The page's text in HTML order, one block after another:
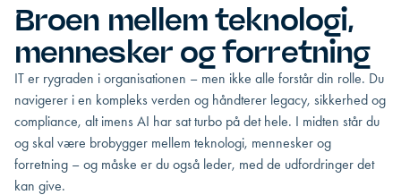
Broen mellem teknologi,
mennesker og forretning
IT er rygraden i organisationen – men ikke alle forstår din rolle. Du
navigerer i en kompleks verden og håndterer legacy, sikkerhed og
compliance, alt imens AI har sat turbo på det hele. I midten står du
og skal være brobygger mellem teknologi, mennesker og
forretning – og måske er du også leder, med de udfordringer det
kan give.